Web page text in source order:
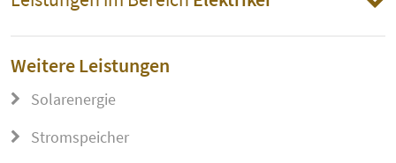
Weitere Leistungen
Solarenergie
Stromspeicher